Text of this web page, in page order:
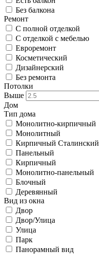
Без балкона
Ремонт
С полной отделкой
С отделкой с мебелью
Евроремонт
Косметический
Дизайнерский
Без ремонта
Потолки
Выше
Дом
Тип дома
Монолитно-кирпичный
Монолитный
Кирпичный Сталинский
Панельный
Кирпичный
Монолитно-панельный
Блочный
Деревянный
Вид из окна
Двор
Двор/Улица
Улица
Парк
Панорамный вид